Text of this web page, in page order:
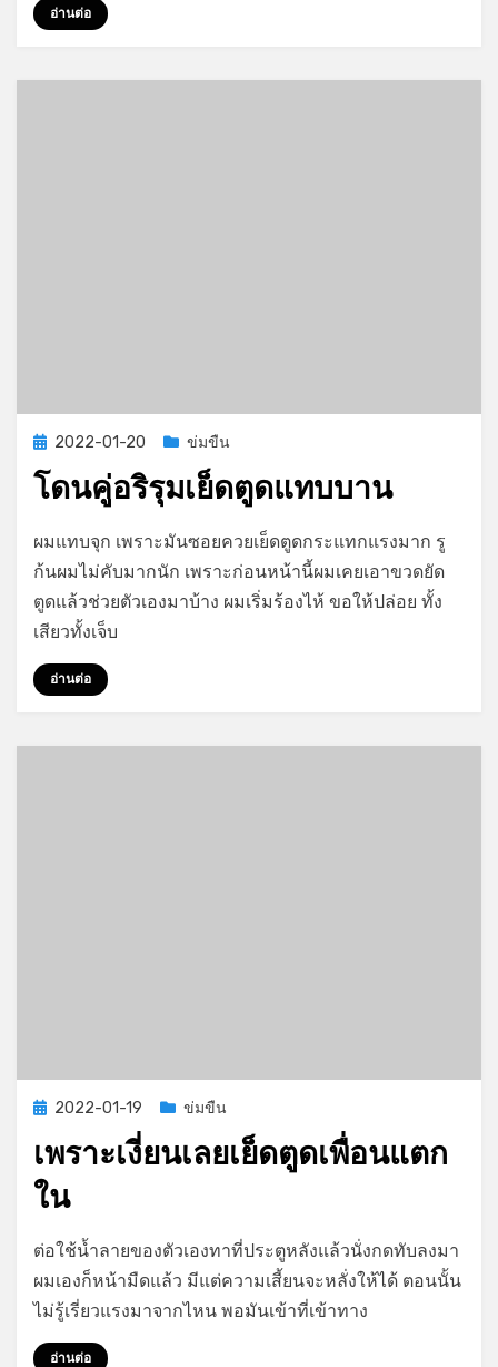
อ่านต่อ
Posted
on
2022-01-20 ข่มขืน
โดนคู่อริรุมเย็ดตูดแทบบาน
GayStory
Leave a comment
คู่อริ
รุม
ผมแทบจุก เพราะมันซอยควยเย็ดตูดกระแทกแรงมาก รู
ก้นผมไม่คับมากนัก เพราะก่อนหน้านี้ผมเคยเอาขวดยัด
ตูดแล้วช่วยตัวเองมาบ้าง ผมเริ่มร้องไห้ ขอให้ปล่อย ทั้ง
เสียวทั้งเจ็บ
อ่านต่อ
Posted
2022-01-19 ข่มขืน
เพราะเงี่ยนเลยเย็ดตูดเพื่อนแตก
ใน
byGayStory
Leave a comment
เงี่ยน
เลย
ต่อใช้น้ำลายของตัวเองทาที่ประตูหลังแล้วนั่งกดทับลงมา
ผมเองก็หน้ามืดแล้ว มีแต่ความเสี้ยนจะหลั่งให้ได้ ตอนนั้น
ไม่รู้เรี่ยวแรงมาจากไหน พอมันเข้าที่เข้าทาง
อ่านต่อ